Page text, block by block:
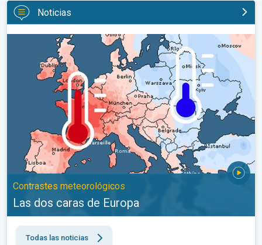
Noticias
Las dos caras de Europa. Contrastes meteorológicos. . .
Contrastes meteorológicos
Las dos caras de Europa
Todas las noticias